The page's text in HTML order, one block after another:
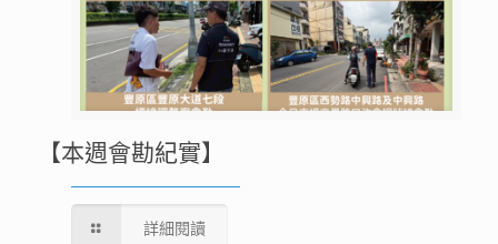
【本週會勘紀實】
詳細閱讀